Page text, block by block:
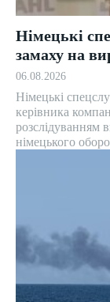
Німецькі
замаху на
06.08.2026
Німецькі
керівника
розслідуванням
німецького